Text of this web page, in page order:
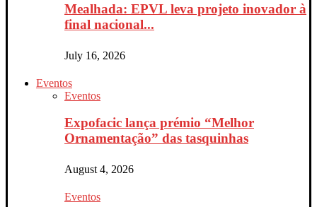
Mealhada: EPVL leva projeto inovador à
final nacional...
July 16, 2026
Eventos
Eventos
Expofacic lança prémio “Melhor
Ornamentação” das tasquinhas
August 4, 2026
Eventos